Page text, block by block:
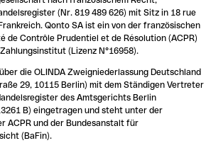
(Nr. 819 489 626) mit Sitz in 18 rue
Qonto SA ist ein von der französischen
de Contrôle Prudentiel et de Résolution (ACPR)
(Lizenz N°16958).
die OLINDA Zweigniederlassung Deutschland
29, 10115 Berlin) mit dem Ständigen Vertreter
des Amtsgerichts Berlin
B) eingetragen und steht unter der
ACPR und der Bundesanstalt für
(BaFin).